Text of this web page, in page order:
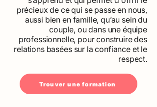
précieux de ce qui se passe en nous,
aussi bien en famille, qu’au sein du
couple, ou dans une équipe
professionnelle, pour construire des
relations basées sur la confiance et le
respect.
Trouver une formation